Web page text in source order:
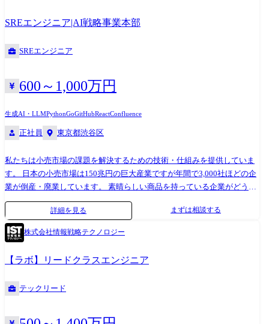
スキル ・開発工程の自動化 ─ CI/CDレビュー、仕様と実装の差分チェッ
ク、テスト生成など、AIで開発プロセスそのものを自動化する設計力 ・
バイブコーディングのための設計 ─ Claudeが最大限力を発揮できる仕様
書・プロンプト・アーキテクチャの設計スキル ・上流工程への参画 ─ 慣
クトマネジメントにも携われる ・AI環境整備の経験 ─ Claude が無双でき
る開発環境・ワークフローを構築するノウハウ ●開発組織について 従
来、営業組織中心だった弊社ですが、2025年にテクノロジー事業部を立
大きく分けて以下の2つの領域で構成されており、同じチームとして密に
レーションの改善と、自社システムの内製化を推進。 営業活動や日々の
業務の中で得られる会社の知見・社内情報を過不足なく蓄積できるデー
タ基盤を構築しています。 <DXコンサル(社外向け)> クライアント向けの
開発案件を少数精鋭で複数並列に推進。 React / Next.js + BaaS を活用し
たスピード感のある開発が特徴です。 <情シス(コーポレートエンジニ
ア)> 社内IT基盤の設計・構築、SaaS連携・業務自動化、セキュリティ基
盤の整備など、急成長する組織の情シス機能を担っています。 本求人は
システム開発チームへの配属を想定しています。 希望や適性に応じて、
す。 技術的な意思決定やリソース配分を通じて、プロダクトのリリース
速度と品質を向上させます。 ●開発生産性の向上とプロセス改善 「Findy
Team+」や生成AIツール(Claude Code等)を活用し、開発パフォーマンス
を可視化・改善します。 データに基づいたアプローチで、無駄のないリ
メント) メンバーへの権限移譲を進め、マネージャーがいなくても自律的
に課題解決できるチームを育てます。 1on1や評価を通じて、個人のキャ
ンジニアが集まる土壌づくりをサポートします。 【案件事例】 過去事例
ブな開発体制」の構築 技術的な開発だけでなく、開発手法そのものの刷
新をリードします。 具体的には、ユーザーストーリー管理によるアジャ
イル開発の改善や、TDD(テスト駆動開発)とペアプログラミングを組み合
わせた開発スタイルの導入を行い、品質とスピードの両立を目指しま
す。 また、全社導入されたAIツール(Claude Code等)を個人の補助ツール
で終わらせず、組織的なエンジニアリングプロセスに組み込む推進役を
担います。 「Findy Team+」を活用して開発生産性を可視化し、AI活用
やプロセス改善が実際にどれだけの成果(デプロイ頻度向上やリードタイ
ム短縮)に繋がっているかを定量的に計測・改善し続けるサイクルを回し
ます。 2.チーム規模拡大(4名→10名超)に伴う組織改善と権限移譲 チーム
メンバーが急増するフェーズにおいて、EM単独の管理に依存しない「自
ルネックを解消するため、役割と責任の再定義を行い、メンバーへの大
SREエンジニア|AI戦略事業本部
SREエンジニア
600～1,000万円
生成AI・LLMPythonGoGitHubReactConfluence
正社員 東京都渋谷区
私たちは小売市場の課題を解決するための技術・仕組みを提供していま
す。 日本の小売市場は150兆円の巨大産業ですが年間で3,000社ほどの企
業が倒産・廃業しています。 素晴らしい商品を持っている企業がどうす
れば顧客に届けれらるかや商品の売り方を理解できていないのが現状で
す。 クライアントや社内から課題について担当者からヒアリングを行
い、内容からPoCを作成し検証・実施しています。 ビジネス的な要件に
エンジニアの観点を加えアプローチを考えています。 エンジニア向け会
社説明資
料:https://inglewood.app.box.com/s/kpa3ydfmvwjlw2l8ffa2musebbaecqtc 課
題からPoCの検証・実施を素早く行うために新たなメンバーを募集しま
す。 PoCの結果が良ければそのまま新システムの構築を担当していただ
ルウェアやフレームワーク等の技術選定と技術検証 API、並列分散処理
詳細を見る まずは相談する
株式会社情報戦略テクノロジー
【ラボ】リードクラスエンジニア
テックリード